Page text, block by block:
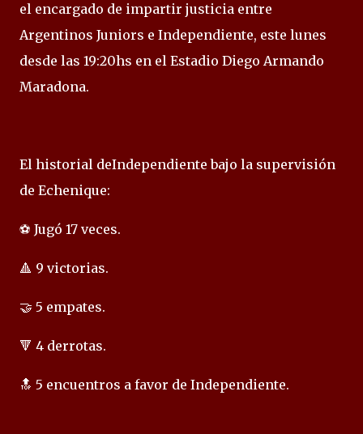
el encargado de impartir justicia entre
Argentinos Juniors e Independiente, este lunes
desde las 19:20hs en el Estadio Diego Armando
Maradona.
El historial deIndependiente bajo la supervisión
de Echenique:
⚽ Jugó 17 veces.
🔺 9 victorias.
🤝 5 empates.
🔻 4 derrotas.
🔝 5 encuentros a favor de Independiente.